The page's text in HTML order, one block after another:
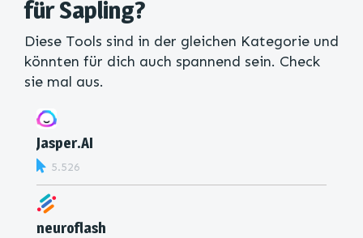
für Sapling?
Diese Tools sind in der gleichen Kategorie und
könnten für dich auch spannend sein. Check
sie mal aus.
Jasper.AI
5.526
neuroflash